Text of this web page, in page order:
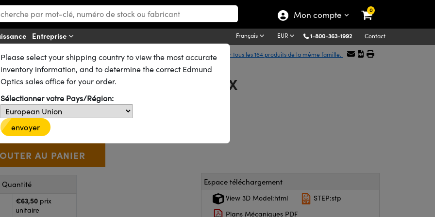
Mon compte 0
Entreprise Français EUR 1-800-363-1992 Contact
Lentilles Biconvexes (DCX)
Afficher tous les 164 produits de la même famille.
FL, traité VIS 0°, Lentille DCX
621 20+ In Stock D’autres traitements
Use the plus and minus buttons to adjust the quantity.
+ €63,50
Quantité
€63,50 prix
unitaire
Espace téléchargement
View 3D Model:html
STEP:stp
Plans Mécaniques PDF
Please select your shipping country to view the most accurate
inventory information, and to determine the correct Edmund
Optics sales office for your order.
Sélectionner votre Pays/Région:
envoyer